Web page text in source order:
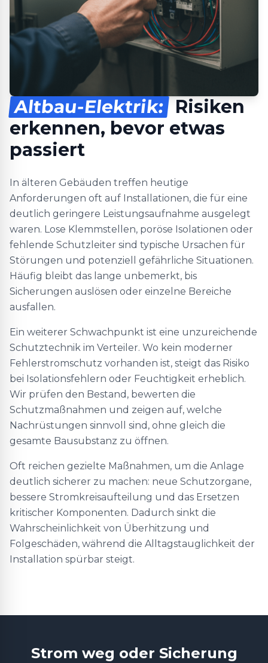
Altbau-Elektrik: Risiken
erkennen, bevor etwas
passiert
In älteren Gebäuden treffen heutige
Anforderungen oft auf Installationen, die für eine
deutlich geringere Leistungsaufnahme ausgelegt
waren. Lose Klemmstellen, poröse Isolationen oder
fehlende Schutzleiter sind typische Ursachen für
Störungen und potenziell gefährliche Situationen.
Häufig bleibt das lange unbemerkt, bis
Sicherungen auslösen oder einzelne Bereiche
ausfallen.
Ein weiterer Schwachpunkt ist eine unzureichende
Schutztechnik im Verteiler. Wo kein moderner
Fehlerstromschutz vorhanden ist, steigt das Risiko
bei Isolationsfehlern oder Feuchtigkeit erheblich.
Wir prüfen den Bestand, bewerten die
Schutzmaßnahmen und zeigen auf, welche
Nachrüstungen sinnvoll sind, ohne gleich die
gesamte Bausubstanz zu öffnen.
Oft reichen gezielte Maßnahmen, um die Anlage
deutlich sicherer zu machen: neue Schutzorgane,
bessere Stromkreisaufteilung und das Ersetzen
kritischer Komponenten. Dadurch sinkt die
Wahrscheinlichkeit von Überhitzung und
Folgeschäden, während die Alltagstauglichkeit der
Installation spürbar steigt.
Strom weg oder Sicherung